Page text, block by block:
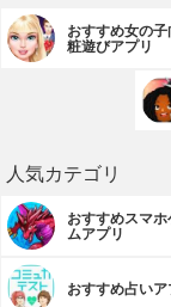
おすすめ女の
粧遊びアプリ
人気カテゴリ
おすすめスマ
ムアプリ
おすすめ占いア